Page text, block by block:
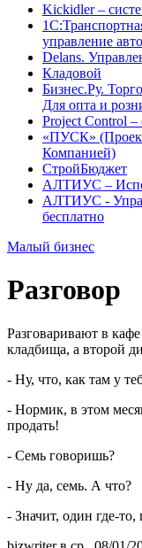
Kickidler –
управление
Delans.
Кладовой
Бизнес.Ру.
Для опта и
Project Сontrol –
«ПУСК»
Компанией)
СтройБюджет
АЛТИУС –
АЛТИУС -
бесплатно
Малый бизнес
Разговор
Разговаривают в
кладбища, а второй
- Ну, что, как там у
- Нормик, в этом
продать!
- Семь говоришь?
- Ну да, семь. А что?
- Значит, один где-то,